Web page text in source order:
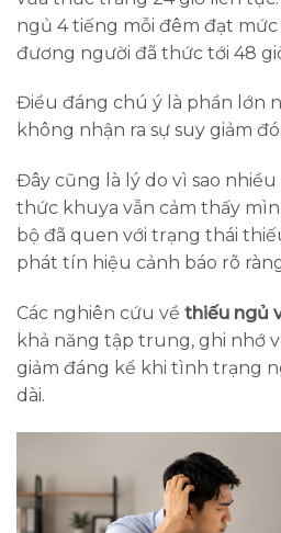
ngủ 4 tiếng mỗi đêm đạt
đương người đã thức tới 48
Điều đáng chú ý là phần lớn
không nhận ra sự suy giảm đó.
Đây cũng là lý do vì sao
thức khuya vẫn cảm thấy
bộ đã quen với trạng thái
phát tín hiệu cảnh báo rõ
Các nghiên cứu về thiếu ngủ
khả năng tập trung, ghi nhớ
giảm đáng kể khi tình trạng
dài.